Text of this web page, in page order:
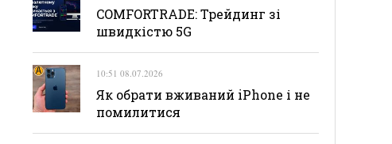
COMFORTRADE: Трейдинг зі
швидкістю 5G
10:51 08.07.2026
Як обрати вживаний iPhone і не
помилитися